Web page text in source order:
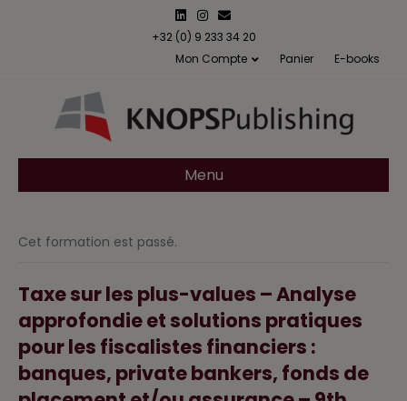
n
n
s
a
m
m
a
l
+32 (0) 9 233 34 20
Mon Compte
Panier E-books
Menu
Cet formation est passé.
Taxe sur les plus-values – Analyse
approfondie et solutions pratiques
pour les fiscalistes financiers :
banques, private bankers, fonds de